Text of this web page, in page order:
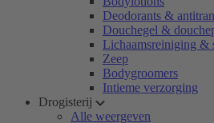
Deodorants &
Douchegel &
Lichaamsreiniging &
Zeep
Bodygroomers
Intieme verzorging
Drogisterij
Alle weergeven